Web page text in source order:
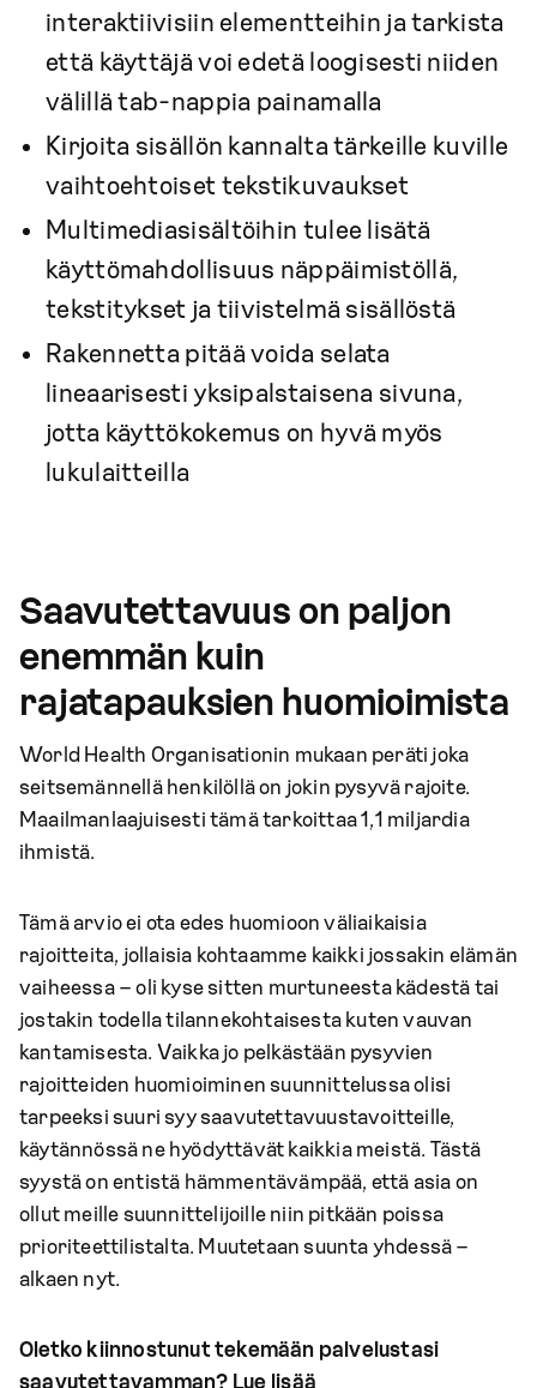
interaktiivisiin elementteihin ja tarkista
että käyttäjä voi edetä loogisesti niiden
välillä tab-nappia painamalla
Kirjoita sisällön kannalta tärkeille kuville
vaihtoehtoiset tekstikuvaukset
Multimediasisältöihin tulee lisätä
käyttömahdollisuus näppäimistöllä,
tekstitykset ja tiivistelmä sisällöstä
Rakennetta pitää voida selata
lineaarisesti yksipalstaisena sivuna,
jotta käyttökokemus on hyvä myös
lukulaitteilla
Saavutettavuus on paljon
enemmän kuin
rajatapauksien huomioimista
World Health Organisationin mukaan peräti joka
seitsemännellä henkilöllä on jokin pysyvä rajoite.
Maailmanlaajuisesti tämä tarkoittaa 1,1 miljardia
ihmistä.
Tämä arvio ei ota edes huomioon väliaikaisia
rajoitteita, jollaisia kohtaamme kaikki jossakin elämän
vaiheessa – oli kyse sitten murtuneesta kädestä tai
jostakin todella tilannekohtaisesta kuten vauvan
kantamisesta. Vaikka jo pelkästään pysyvien
rajoitteiden huomioiminen suunnittelussa olisi
tarpeeksi suuri syy saavutettavuustavoitteille,
käytännössä ne hyödyttävät kaikkia meistä. Tästä
syystä on entistä hämmentävämpää, että asia on
ollut meille suunnittelijoille niin pitkään poissa
prioriteettilistalta. Muutetaan suunta yhdessä –
alkaen nyt.
Oletko kiinnostunut tekemään palvelustasi
saavutettavamman? Lue lisää